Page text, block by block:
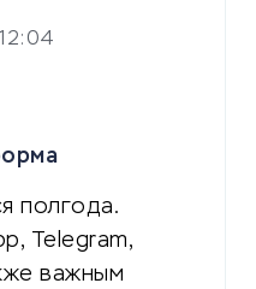
полгода.
Telegram,
важным